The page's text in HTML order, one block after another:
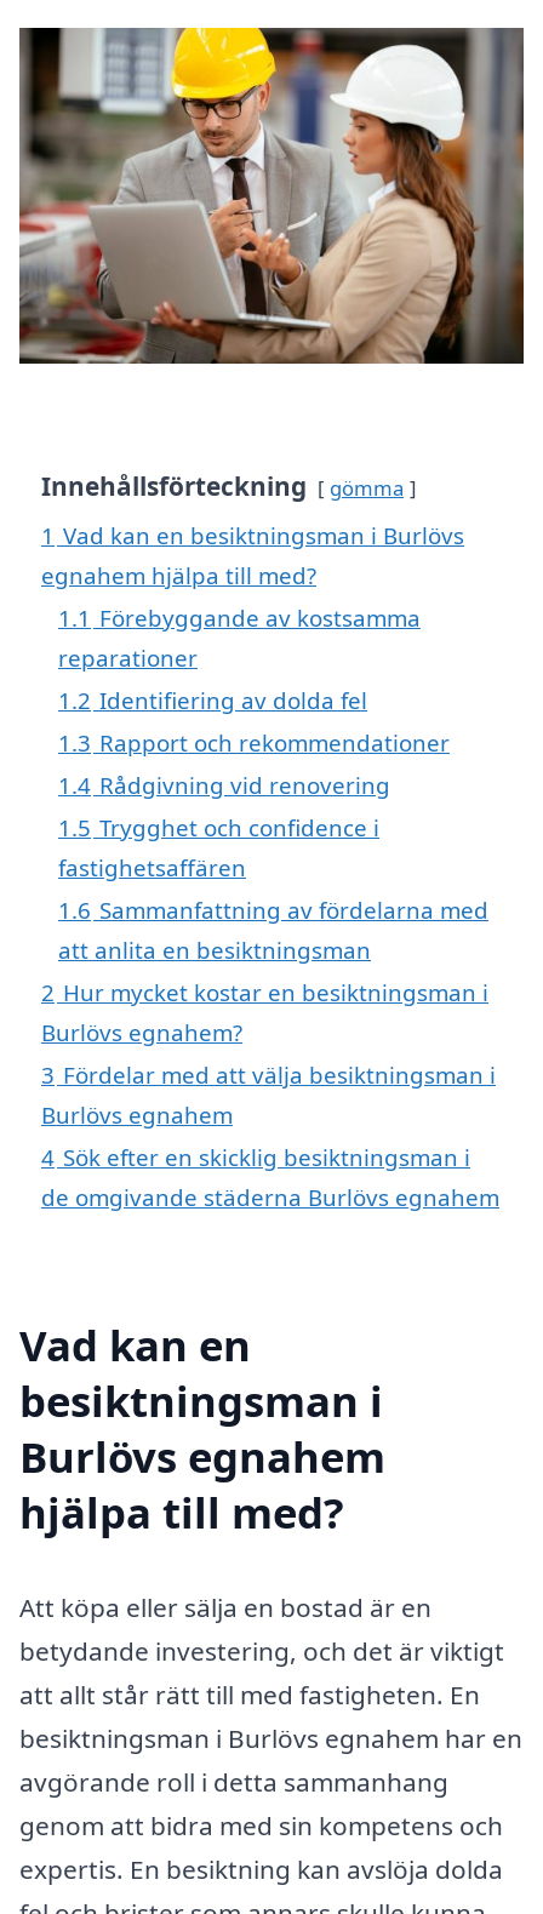
Innehållsförteckning gömma
1 Vad kan en besiktningsman i Burlövs
egnahem hjälpa till med?
1.1 Förebyggande av kostsamma
reparationer
1.2 Identifiering av dolda fel
1.3 Rapport och rekommendationer
1.4 Rådgivning vid renovering
1.5 Trygghet och confidence i
fastighetsaffären
1.6 Sammanfattning av fördelarna med
att anlita en besiktningsman
2 Hur mycket kostar en besiktningsman i
Burlövs egnahem?
3 Fördelar med att välja besiktningsman i
Burlövs egnahem
4 Sök efter en skicklig besiktningsman i
de omgivande städerna Burlövs egnahem
Vad kan en
besiktningsman i
Burlövs egnahem
hjälpa till med?
Att köpa eller sälja en bostad är en
betydande investering, och det är viktigt
att allt står rätt till med fastigheten. En
besiktningsman i Burlövs egnahem har en
avgörande roll i detta sammanhang
genom att bidra med sin kompetens och
expertis. En besiktning kan avslöja dolda